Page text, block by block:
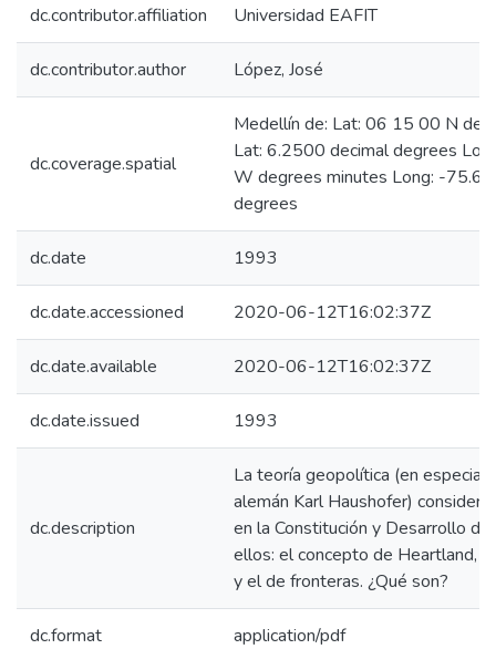
dc.contributor.affiliation Universidad EAFIT
dc.contributor.author López, José
dc.coverage.spatial
Medellín de: Lat: 06 15 00 N
Lat: 6.2500 decimal degrees
W degrees minutes Long: -
degrees
dc.date 1993
dc.date.accessioned 2020-06-12T16:02:37Z
dc.date.available 2020-06-12T16:02:37Z
dc.date.issued 1993
dc.description
La teoría geopolítica (en especial
alemán Karl Haushofer)
en la Constitución y Desarrollo de
ellos: el concepto de Heartland,
y el de fronteras. ¿Qué son?
dc.format application/pdf